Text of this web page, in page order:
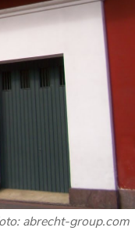
abrecht-group.com